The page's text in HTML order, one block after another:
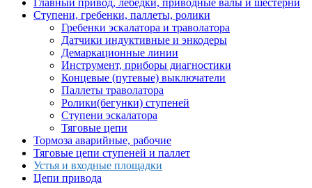
Ступени, гребенки, паллеты, ролики
Гребенки эскалатора и траволатора
Датчики индуктивные и энкодеры
Демаркационные линии
Инструмент, приборы диагностики
Концевые (путевые) выключатели
Паллеты траволатора
Ролики(бегунки) ступеней
Ступени эскалатора
Тяговые цепи
Тормоза аварийные, рабочие
Тяговые цепи ступеней и паллет
Устья и входные площадки
Цепи привода